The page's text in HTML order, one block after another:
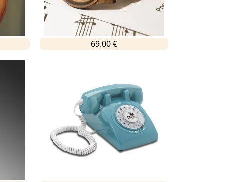
69.00 €